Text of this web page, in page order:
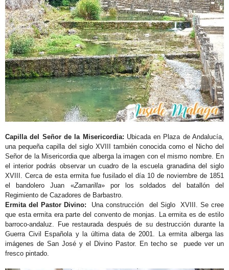
Capilla del Señor de la Misericordia: Ubicada en Plaza de Andalucía,
una pequeña capilla del siglo XVIII también conocida como el Nicho del
Señor de la Misericordia que alberga la imagen con el mismo nombre. En
el interior podrás observar un cuadro de la escuela granadina del siglo
XVIII. Cerca de esta ermita fue fusilado el día 10 de noviembre de 1851
el bandolero Juan «Zamarilla» por los soldados del batallón del
Regimiento de Cazadores de Barbastro.
Ermita del Pastor Divino: Una construcción del Siglo XVIII. Se cree
que esta ermita era parte del convento de monjas. La ermita es de estilo
barroco-andaluz. Fue restaurada después de su destrucción durante la
Guerra Civil Española y la última data de 2001. La ermita alberga las
imágenes de San José y el Divino Pastor. En techo se puede ver un
fresco pintado.